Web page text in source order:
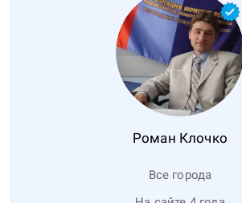
Роман Клочко
Все города